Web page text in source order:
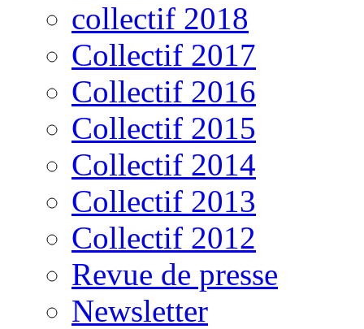
collectif 2018
Collectif 2017
Collectif 2016
Collectif 2015
Collectif 2014
Collectif 2013
Collectif 2012
Revue de presse
Newsletter